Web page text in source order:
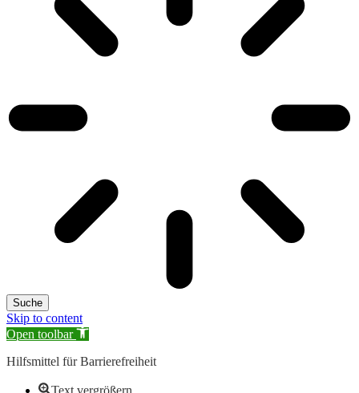
Suche
Skip to content
Open toolbar
Hilfsmittel für Barrierefreiheit